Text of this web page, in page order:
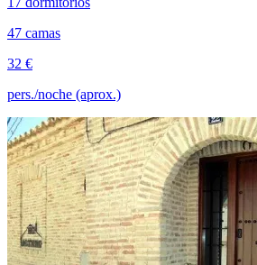
47 camas
32 €
pers./noche (aprox.)